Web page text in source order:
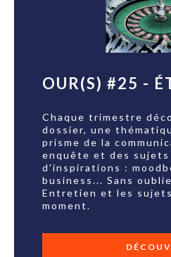
OUR(S) #25 -
Chaque trimestre
dossier, une
prisme de la
enquête et des sujets
d'inspirations :
business... Sans
Entretien et les sujets
moment.